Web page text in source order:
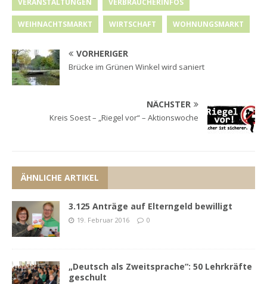
VERANSTALTUNGEN VERBRAUCHERINFOS
WEIHNACHTSMARKT WIRTSCHAFT WOHNUNGSMARKT
VORHERIGER
Brücke im Grünen Winkel wird saniert
NÄCHSTER
Kreis Soest – „Riegel vor“ – Aktionswoche
ÄHNLICHE ARTIKEL
3.125 Anträge auf Elterngeld bewilligt
19. Februar 2016 0
„Deutsch als Zweitsprache“: 50 Lehrkräfte
geschult